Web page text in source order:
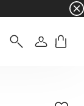
Accedi